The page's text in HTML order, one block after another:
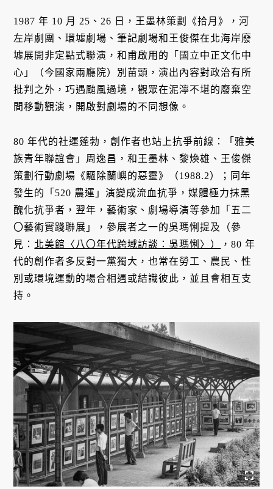
1987 年 10 月 25、26 日，王墨林策劃《拾月》，河
左岸劇團、環墟劇場、筆記劇場和王俊傑在北海岸廢
墟展開非定點式聯演，和甫啟用的「國立中正文化中
心」（今國家兩廳院）別苗頭，演出內容對政治有所
批判之外，巧遇颱風過境，觀眾在泥濘不堪的廢棄空
間移動觀演，開啟對劇場的不同想像。
80 年代的社運蓬勃，創作者也站上抗爭前線：「雅美
族青年聯誼會」周逸昌，和王墨林、黎煥雄、王俊傑
策劃行動劇場《驅除蘭嶼的惡靈》（1988.2）；同年
發生的「520 農運」演變成流血抗爭，媒體極力抹黑
醜化抗爭者，翌年，藝術家、劇場導演等參加「五二
〇藝術實踐聯展」，參展者之一的吳瑪悧提及（參
見： 北美館〈八〇年代跨域訪談：吳瑪悧〉）
，80 年
代的創作者多反對一黨獨大，也常在勞工、農民、性
別或環境運動的場合相遇或結識彼此，並且會相互支
持。